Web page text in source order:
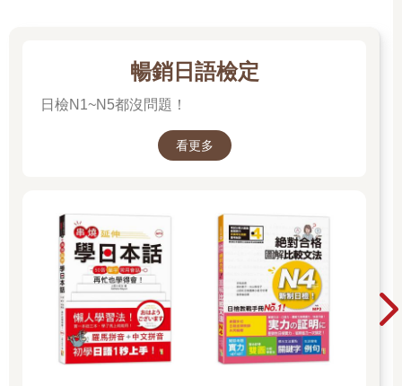
暢銷日語檢定
日檢N1~N5都沒問題！
看更多